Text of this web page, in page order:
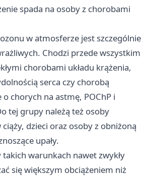
spada na osoby z chorobami
w atmosferze jest szczególnie
Chodzi przede wszystkim
chorobami układu krążenia,
serca czy chorobą
chorych na astmę, POChP i
tej grupy należą też osoby
dzieci oraz osoby z obniżoną
upały.
warunkach nawet zwykły
się większym obciążeniem niż